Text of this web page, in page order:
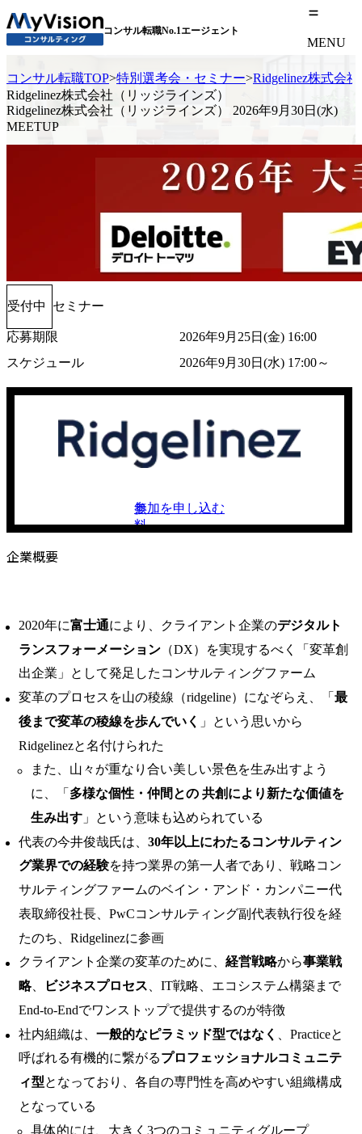
コンサル転職No.1エージェント
MENU
コンサル転職TOP>特別選考会・セミナー>Ridgelinez株式会
Ridgelinez株式会社（リッジラインズ）
Ridgelinez株式会社（リッジラインズ） 2026年9月30日(水)
MEETUP
受付中 セミナー
応募期限
2026年9月25日(金) 16:00
スケジュール
2026年9月30日(水) 17:00～
無
料
参加を申し込む
企業概要
2020年に富士通により、クライアント企業のデジタルト
ランスフォーメーション （DX）を実現するべく「変革創
出企業」として発足したコンサルティングファーム
変革のプロセスを山の稜線（ridgeline）になぞらえ、「 最
後まで変革の稜線を歩んでいく 」という思いから
Ridgelinezと名付けられた
また、山々が重なり合い美しい景色を生み出すよう
に、「 多様な個性・仲間との 共創により新たな価値を
生み出す 」という意味も込められている
代表の今井俊哉氏は、 30年以上にわたるコンサルティン
グ業界での経験を持つ業界の第一人者であり、戦略コン
サルティングファームのベイン・アンド・カンパニー代
表取締役社長、PwCコンサルティング副代表執行役を経
たのち、Ridgelinezに参画
クライアント企業の変革のために、 経営戦略から事業戦
略、 ビジネスプロセス 、IT戦略、エコシステム構築まで
End-to-Endでワンストップで提供するのが特徴
社内組織は、 一般的なピラミッド型ではなく
、Practiceと
呼ばれる有機的に繋がるプロフェッショナルコミュニテ
ィ型となっており、各自の専門性を高めやすい組織構成
となっている
具体的には、大きく3つのコミュニティグループ